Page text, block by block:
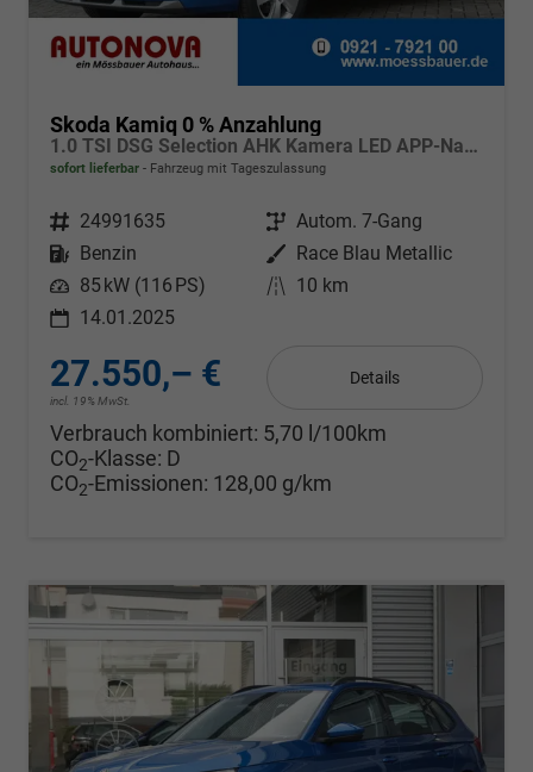
Skoda Kamiq 0 % Anzahlung
1.0 TSI DSG Selection AHK Kamera LED APP-Navi Sitzheizung
sofort lieferbar Fahrzeug mit Tageszulassung
Fahrzeugnr. 24991635 Getriebe Autom. 7-Gang
Kraftstoff
Benzin Außenfarbe
Race Blau Metallic
Leistung 85 kW (116 PS) Kilometerstand 10 km
14.01.2025
27.550,– €
incl. 19% MwSt.
Details
Verbrauch kombiniert: 5,70 l/100km
CO2-Klasse: D
CO2-Emissionen: 128,00 g/km